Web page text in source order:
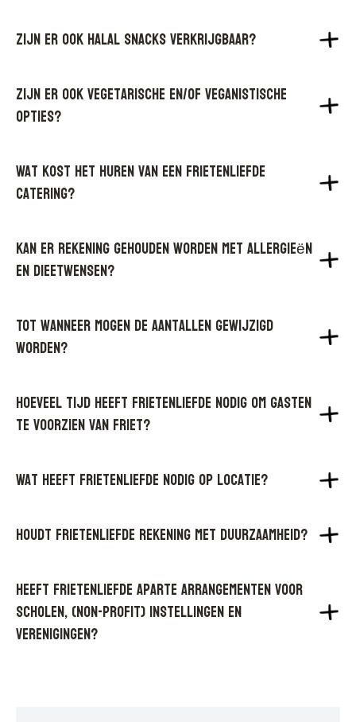
Zijn er ook halal snacks verkrijgbaar?
Zijn er ook vegetarische en/of veganistische
opties?
Wat kost het huren van een Frietenliefde
catering?
Kan er rekening gehouden worden met allergieën
en dieetwensen?
Tot wanneer mogen de aantallen gewijzigd
worden?
Hoeveel tijd heeft Frietenliefde nodig om gasten
te voorzien van friet?
Wat heeft Frietenliefde nodig op locatie?
Houdt Frietenliefde rekening met duurzaamheid?
Heeft Frietenliefde aparte arrangementen voor
scholen, (non-profit) instellingen en
verenigingen?